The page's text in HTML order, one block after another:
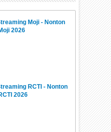
Moji - Nonton
2026
RCTI - Nonton
2026